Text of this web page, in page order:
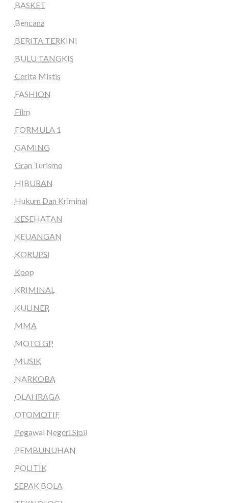
BASKET
Bencana
BERITA TERKINI
BULU TANGKIS
Cerita Mistis
FASHION
Film
FORMULA 1
GAMING
Gran Turismo
HIBURAN
Hukum Dan Kriminal
KESEHATAN
KEUANGAN
KORUPSI
Kpop
KRIMINAL
KULINER
MMA
MOTO GP
MUSIK
NARKOBA
OLAHRAGA
OTOMOTIF
Pegawai Negeri Sipil
PEMBUNUHAN
POLITIK
SEPAK BOLA